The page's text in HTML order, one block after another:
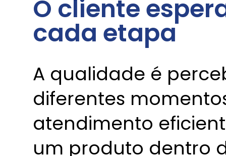
O cliente
cada etapa
A qualidade é
diferentes
atendimento
um produto dentro